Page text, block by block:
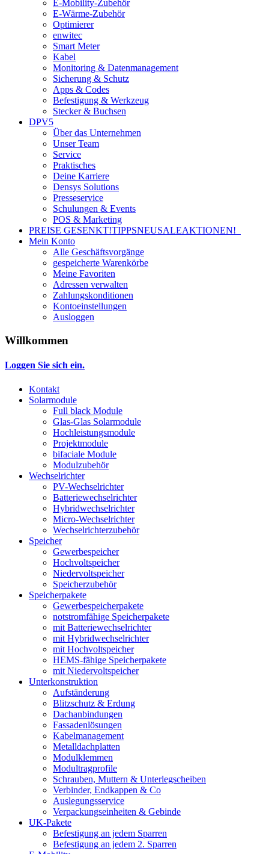
E-Mobility-Zubehör
E-Wärme-Zubehör
Optimierer
enwitec
Smart Meter
Kabel
Monitoring & Datenmanagement
Sicherung & Schutz
Apps & Codes
Befestigung & Werkzeug
Stecker & Buchsen
DPV5
Über das Unternehmen
Unser Team
Service
Praktisches
Deine Karriere
Densys Solutions
Presseservice
Schulungen & Events
POS & Marketing
PREISE GESENKT!TIPPSNEUSALEAKTIONEN!
Mein Konto
Alle Geschäftsvorgänge
gespeicherte Warenkörbe
Meine Favoriten
Adressen verwalten
Zahlungskonditionen
Kontoeinstellungen
Ausloggen
Willkommen
Loggen Sie sich ein.
Kontakt
Solarmodule
Full black Module
Glas-Glas Solarmodule
Hochleistungsmodule
Projektmodule
bifaciale Module
Modulzubehör
Wechselrichter
PV-Wechselrichter
Batteriewechselrichter
Hybridwechselrichter
Micro-Wechselrichter
Wechselrichterzubehör
Speicher
Gewerbespeicher
Hochvoltspeicher
Niedervoltspeicher
Speicherzubehör
Speicherpakete
Gewerbespeicherpakete
notstromfähige Speicherpakete
mit Batteriewechselrichter
mit Hybridwechselrichter
mit Hochvoltspeicher
HEMS-fähige Speicherpakete
mit Niedervoltspeicher
Unterkonstruktion
Aufständerung
Blitzschutz & Erdung
Dachanbindungen
Fassadenlösungen
Kabelmanagement
Metalldachplatten
Modulklemmen
Modultragprofile
Schrauben, Muttern & Unterlegscheiben
Verbinder, Endkappen & Co
Auslegungsservice
Verpackungseinheiten & Gebinde
UK-Pakete
Befestigung an jedem Sparren
Befestigung an jedem 2. Sparren